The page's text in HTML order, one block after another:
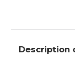
Description